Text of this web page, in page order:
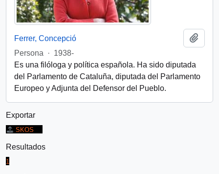
Ferrer, Concepció
Persona
· 1938-
Es una filóloga y política española. Ha sido diputada
del Parlamento de Cataluña, diputada del Parlamento
Europeo y Adjunta del Defensor del Pueblo.
Exportar
SKOS
Resultados
1